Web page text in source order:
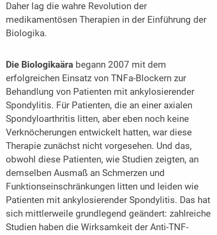
Daher lag die wahre Revolution der
medikamentösen Therapien in der Einführung der
Biologika.
Die Biologikaärabegann 2007 mit dem
erfolgreichen Einsatz von TNFa-Blockern zur
Behandlung von Patienten mit ankylosierender
Spondylitis. Für Patienten, die an einer axialen
Spondyloarthritis litten, aber eben noch keine
Verknöcherungen entwickelt hatten, war diese
Therapie zunächst nicht vorgesehen. Und das,
obwohl diese Patienten, wie Studien zeigten, an
demselben Ausmaß an Schmerzen und
Funktionseinschränkungen litten und leiden wie
Patienten mit ankylosierender Spondylitis. Das hat
sich mittlerweile grundlegend geändert: zahlreiche
Studien haben die Wirksamkeit der Anti-TNF-